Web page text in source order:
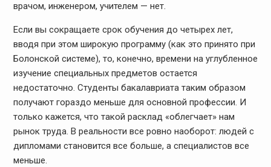
врачом, инженером, учителем — нет.
Если вы сокращаете срок обучения до четырех лет,
вводя при этом широкую программу (как это принято при
Болонской системе), то, конечно, времени на углубленное
изучение специальных предметов остается
недостаточно. Студенты бакалавриата таким образом
получают гораздо меньше для основной профессии. И
только кажется, что такой расклад «облегчает» нам
рынок труда. В реальности все ровно наоборот: людей с
дипломами становится все больше, а специалистов все
меньше.